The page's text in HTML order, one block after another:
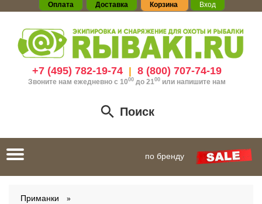
Оплата Доставка Корзина Вход
+7 (495) 782-19-74| 8 (800) 707-74-19
Звоните нам ежедневно с 1000до 21 00 или напишите нам
Поиск
Toggle
navigation
по бренду
Приманки